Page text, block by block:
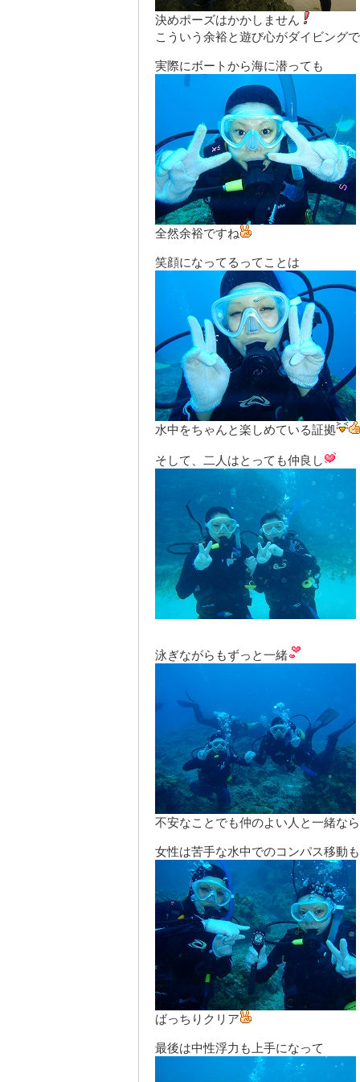
決めポーズはかかしません
こういう余裕と遊び心がダイビング
実際にボートから海に潜っても
全然余裕ですね
笑顔になってるってことは
水中をちゃんと楽しめている証拠
そして、二人はとっても仲良し
泳ぎながらもずっと一緒
不安なことでも仲のよい人と一緒な
女性は苦手な水中でのコンパス移動も
ばっちりクリア
最後は中性浮力も上手になって